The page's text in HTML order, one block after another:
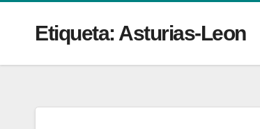
Etiqueta: Asturias-Leon